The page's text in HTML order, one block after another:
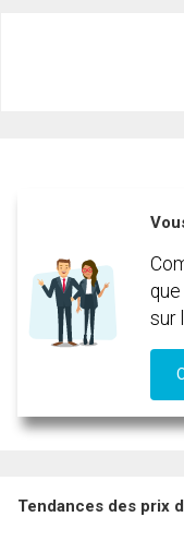
En cliquant sur le bouton «
sur
Tendances des prix